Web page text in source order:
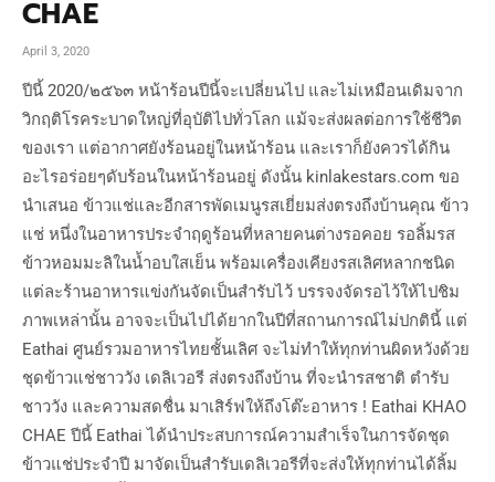
CHAE
April 3, 2020
ปีนี้ 2020/๒๕๖๓ หน้าร้อนปีนี้จะเปลี่ยนไป และไม่เหมือนเดิมจาก
วิกฤติโรคระบาดใหญ่ที่อุบัติไปทั่วโลก แม้จะส่งผลต่อการใช้ชีวิต
ของเรา แต่อากาศยังร้อนอยู่ในหน้าร้อน และเราก็ยังควรได้กิน
อะไรอร่อยๆดับร้อนในหน้าร้อนอยู่ ดังนั้น kinlakestars.com ขอ
นำเสนอ ข้าวแช่และอีกสารพัดเมนูรสเยี่ยมส่งตรงถึงบ้านคุณ ข้าว
แช่ หนึ่งในอาหารประจำฤดูร้อนที่หลายคนต่างรอคอย รอลิ้มรส
ข้าวหอมมะลิในน้ำอบใสเย็น พร้อมเครื่องเคียงรสเลิศหลากชนิด
แต่ละร้านอาหารแข่งกันจัดเป็นสำรับไว้ บรรจงจัดรอไว้ให้ไปชิม
ภาพเหล่านั้น อาจจะเป็นไปได้ยากในปีที่สถานการณ์ไม่ปกตินี้ แต่
Eathai ศูนย์รวมอาหารไทยชั้นเลิศ จะไม่ทำให้ทุกท่านผิดหวังด้วย
ชุดข้าวแช่ชาววัง เดลิเวอรี ส่งตรงถึงบ้าน ที่จะนำรสชาติ ตำรับ
ชาววัง และความสดชื่น มาเสิร์ฟให้ถึงโต๊ะอาหาร ! Eathai KHAO
CHAE ปีนี้ Eathai ได้นำประสบการณ์ความสำเร็จในการจัดชุด
ข้าวแช่ประจำปี มาจัดเป็นสำรับเดลิเวอรีที่จะส่งให้ทุกท่านได้ลิ้ม